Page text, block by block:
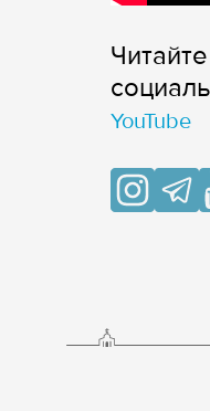
YouTube